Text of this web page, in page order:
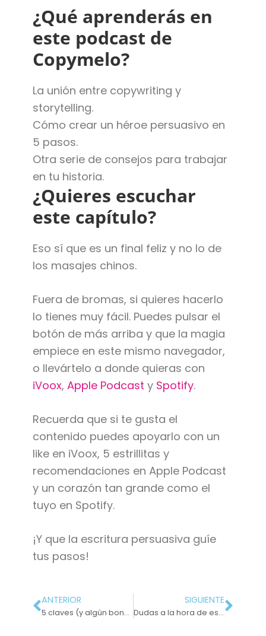
¿Qué aprenderás en
este podcast de
Copymelo?
La unión entre copywriting y
storytelling.
Cómo crear un héroe persuasivo en
5 pasos.
Otra serie de consejos para trabajar
en tu historia.
¿Quieres escuchar
este capítulo?
Eso sí que es un final feliz y no lo de
los masajes chinos.
Fuera de bromas, si quieres hacerlo
lo tienes muy fácil. Puedes pulsar el
botón de más arriba y que la magia
empiece en este mismo navegador,
o llevártelo a donde quieras con
iVoox, Apple Podcast y Spotify.
Recuerda que si te gusta el
contenido puedes apoyarlo con un
like en iVoox, 5 estrillitas y
recomendaciones en Apple Podcast
y un corazón tan grande como el
tuyo en Spotify.
¡Y que la escritura persuasiva guíe
tus pasos!
ANTERIOR
5 claves (y algún bonus) para redactar una Home persuasiva
SIGUIENTE
Dudas a la hora de escribir #7: Que suene un vals ortotipográfico